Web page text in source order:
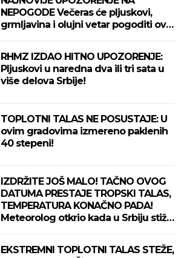
NEPOGODE Večeras će pljuskovi,
grmljavina i olujni vetar pogoditi ove
RHMZ IZDAO HITNO UPOZORENJE:
Pljuskovi u naredna dva ili tri sata u
više delova Srbije!
TOPLOTNI TALAS NE POSUSTAJE: U
ovim gradovima izmereno paklenih
40 stepeni!
IZDRŽITE JOŠ MALO! TAČNO OVOG
DATUMA PRESTAJE TROPSKI TALAS,
TEMPERATURA KONAČNO PADA!
Meteorolog otkrio kada u Srbiju stiže
EKSTREMNI TOPLOTNI TALAS STEŽE,